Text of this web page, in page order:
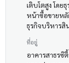
เติบโตสูง โด
หน้าซื้อขายหลั
ธุรกิจบริหารสิ
ที่อยู่
อาคารสาธรซิ